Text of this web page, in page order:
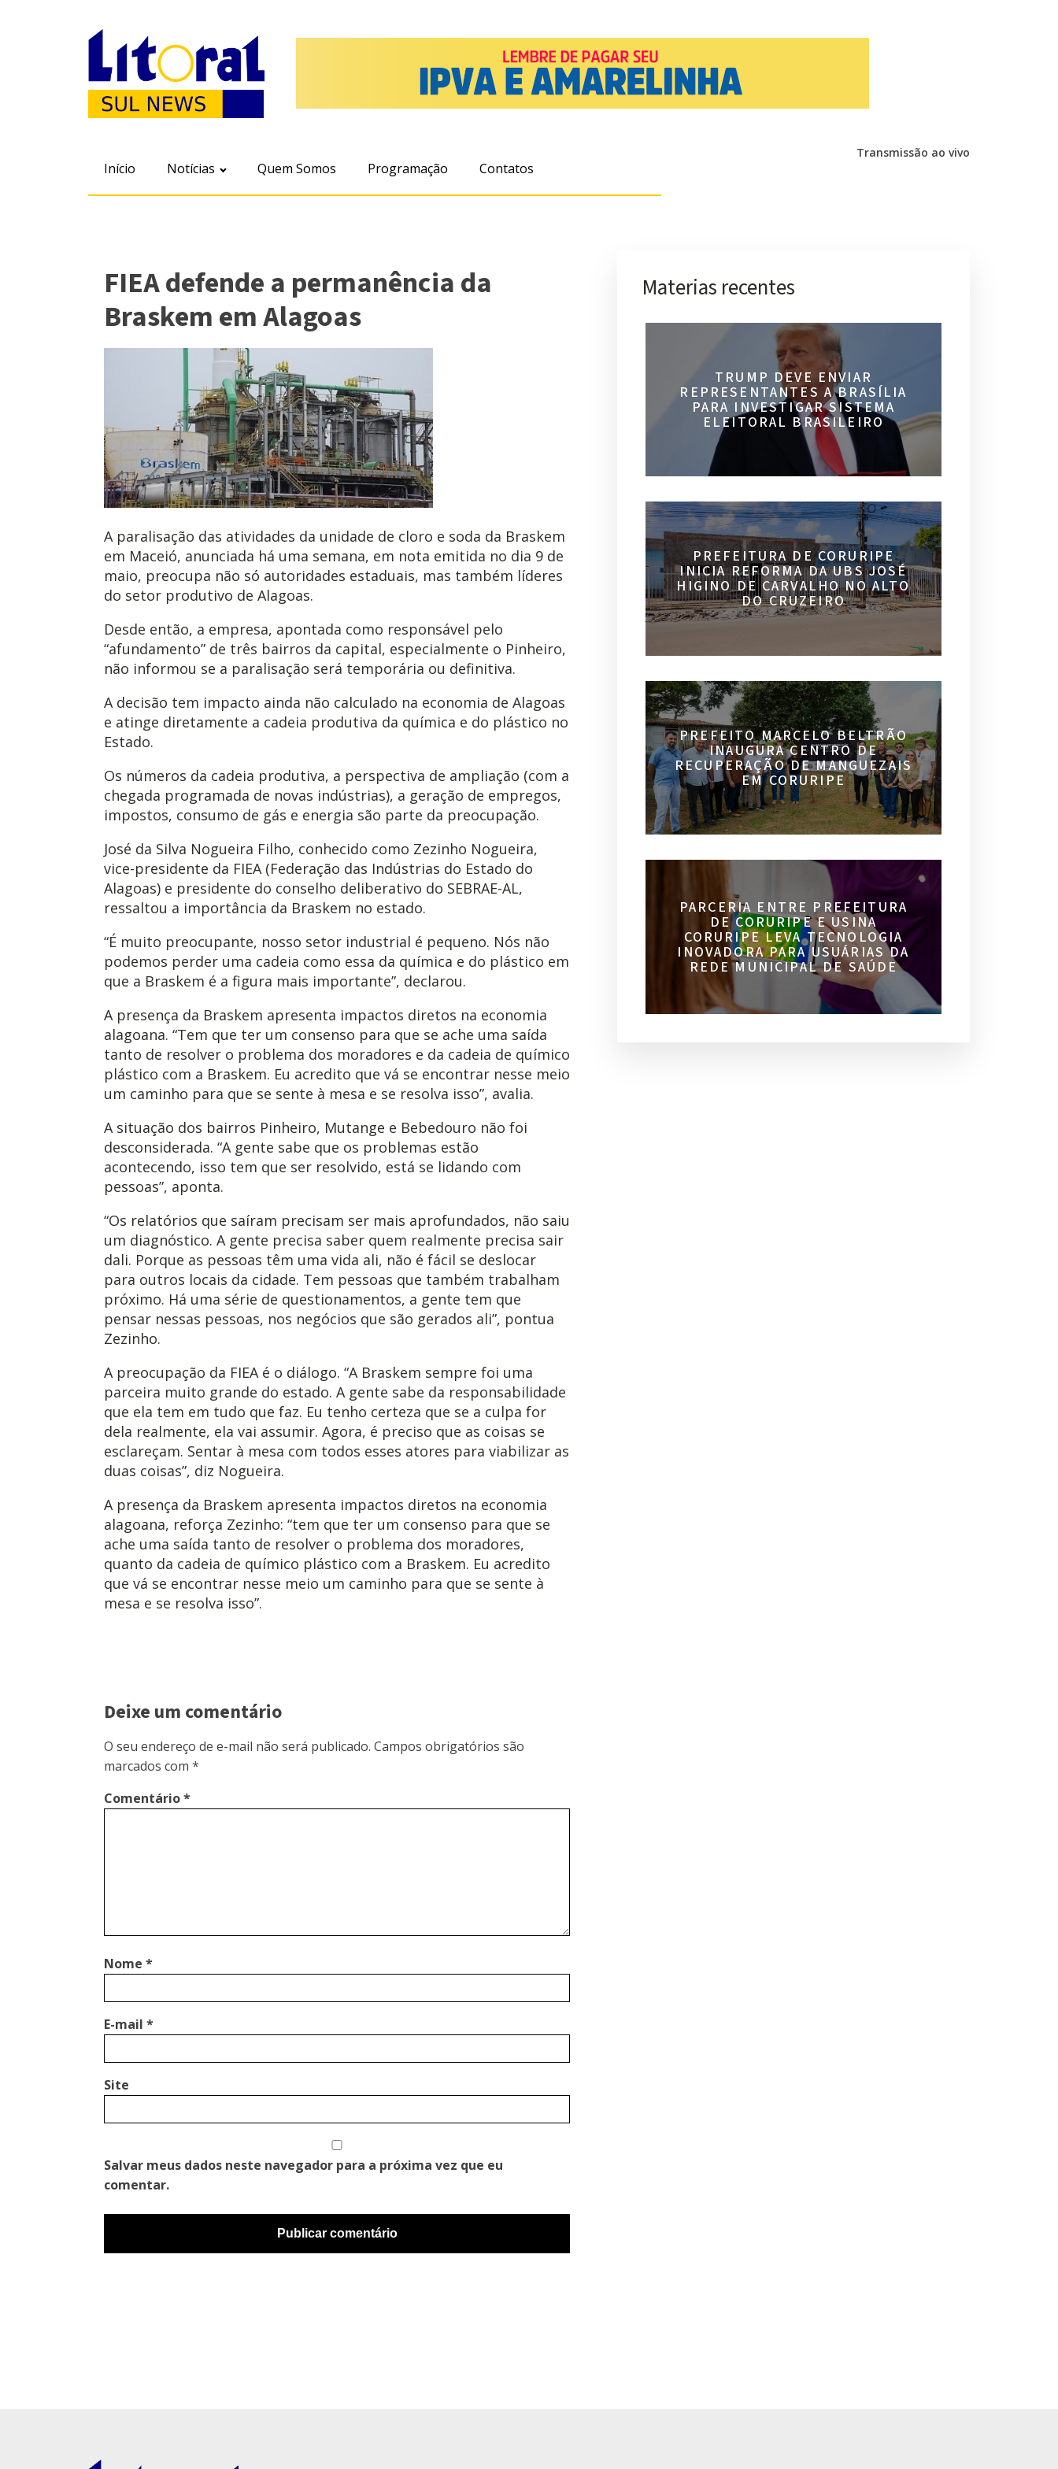
Início Notícias Quem Somos Programação Contatos
Transmissão ao vivo
FIEA defende a permanência da
Braskem em Alagoas
A paralisação das atividades da unidade de cloro e soda da Braskem
em Maceió, anunciada há uma semana, em nota emitida no dia 9 de
maio, preocupa não só autoridades estaduais, mas também líderes
do setor produtivo de Alagoas.
Desde então, a empresa, apontada como responsável pelo
“afundamento” de três bairros da capital, especialmente o Pinheiro,
não informou se a paralisação será temporária ou definitiva.
A decisão tem impacto ainda não calculado na economia de Alagoas
e atinge diretamente a cadeia produtiva da química e do plástico no
Estado.
Os números da cadeia produtiva, a perspectiva de ampliação (com a
chegada programada de novas indústrias), a geração de empregos,
impostos, consumo de gás e energia são parte da preocupação.
José da Silva Nogueira Filho, conhecido como Zezinho Nogueira,
vice-presidente da FIEA (Federação das Indústrias do Estado do
Alagoas) e presidente do conselho deliberativo do SEBRAE-AL,
ressaltou a importância da Braskem no estado.
“É muito preocupante, nosso setor industrial é pequeno. Nós não
podemos perder uma cadeia como essa da química e do plástico em
que a Braskem é a figura mais importante”, declarou.
A presença da Braskem apresenta impactos diretos na economia
alagoana. “Tem que ter um consenso para que se ache uma saída
tanto de resolver o problema dos moradores e da cadeia de químico
plástico com a Braskem. Eu acredito que vá se encontrar nesse meio
um caminho para que se sente à mesa e se resolva isso”, avalia.
A situação dos bairros Pinheiro, Mutange e Bebedouro não foi
desconsiderada. “A gente sabe que os problemas estão
acontecendo, isso tem que ser resolvido, está se lidando com
pessoas”, aponta.
“Os relatórios que saíram precisam ser mais aprofundados, não saiu
um diagnóstico. A gente precisa saber quem realmente precisa sair
dali. Porque as pessoas têm uma vida ali, não é fácil se deslocar
para outros locais da cidade. Tem pessoas que também trabalham
próximo. Há uma série de questionamentos, a gente tem que
pensar nessas pessoas, nos negócios que são gerados ali”, pontua
Zezinho.
A preocupação da FIEA é o diálogo. “A Braskem sempre foi uma
parceira muito grande do estado. A gente sabe da responsabilidade
que ela tem em tudo que faz. Eu tenho certeza que se a culpa for
dela realmente, ela vai assumir. Agora, é preciso que as coisas se
esclareçam. Sentar à mesa com todos esses atores para viabilizar as
duas coisas”, diz Nogueira.
A presença da Braskem apresenta impactos diretos na economia
alagoana, reforça Zezinho: “tem que ter um consenso para que se
ache uma saída tanto de resolver o problema dos moradores,
quanto da cadeia de químico plástico com a Braskem. Eu acredito
que vá se encontrar nesse meio um caminho para que se sente à
mesa e se resolva isso”.
Deixe um comentário
O seu endereço de e-mail não será publicado. Campos obrigatórios são
marcados com *
Comentário*
Nome *
E-mail *
Site
Salvar meus dados neste navegador para a próxima vez que eu
comentar.
Materias recentes
TRUMP DEVE ENVIAR
REPRESENTANTES A BRASÍLIA
PARA INVESTIGAR SISTEMA
ELEITORAL BRASILEIRO
PREFEITURA DE CORURIPE
INICIA REFORMA DA UBS JOSÉ
HIGINO DE CARVALHO NO ALTO
DO CRUZEIRO
PREFEITO MARCELO BELTRÃO
INAUGURA CENTRO DE
RECUPERAÇÃO DE MANGUEZAIS
EM CORURIPE
PARCERIA ENTRE PREFEITURA
DE CORURIPE E USINA
CORURIPE LEVA TECNOLOGIA
INOVADORA PARA USUÁRIAS DA
REDE MUNICIPAL DE SAÚDE